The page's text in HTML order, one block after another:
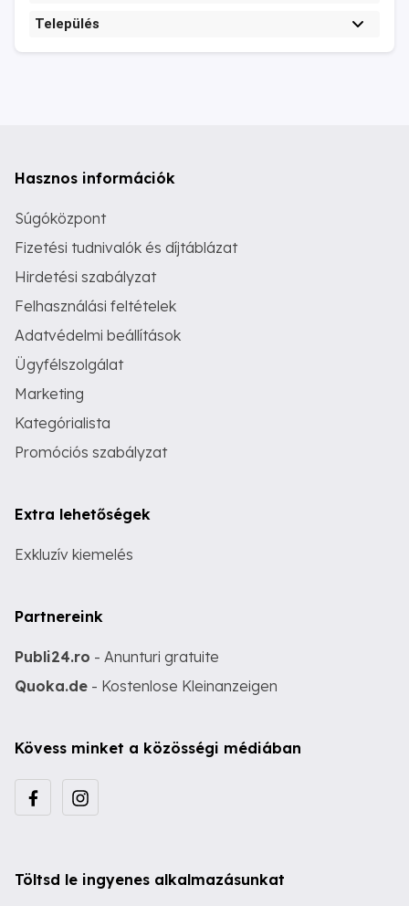
Település
Hasznos információk
Súgóközpont
Fizetési tudnivalók és díjtáblázat
Hirdetési szabályzat
Felhasználási feltételek
Adatvédelmi beállítások
Ügyfélszolgálat
Marketing
Kategórialista
Promóciós szabályzat
Extra lehetőségek
Exkluzív kiemelés
Partnereink
Publi24.ro - Anunturi gratuite
Quoka.de - Kostenlose Kleinanzeigen
Kövess minket a közösségi médiában
Töltsd le ingyenes alkalmazásunkat